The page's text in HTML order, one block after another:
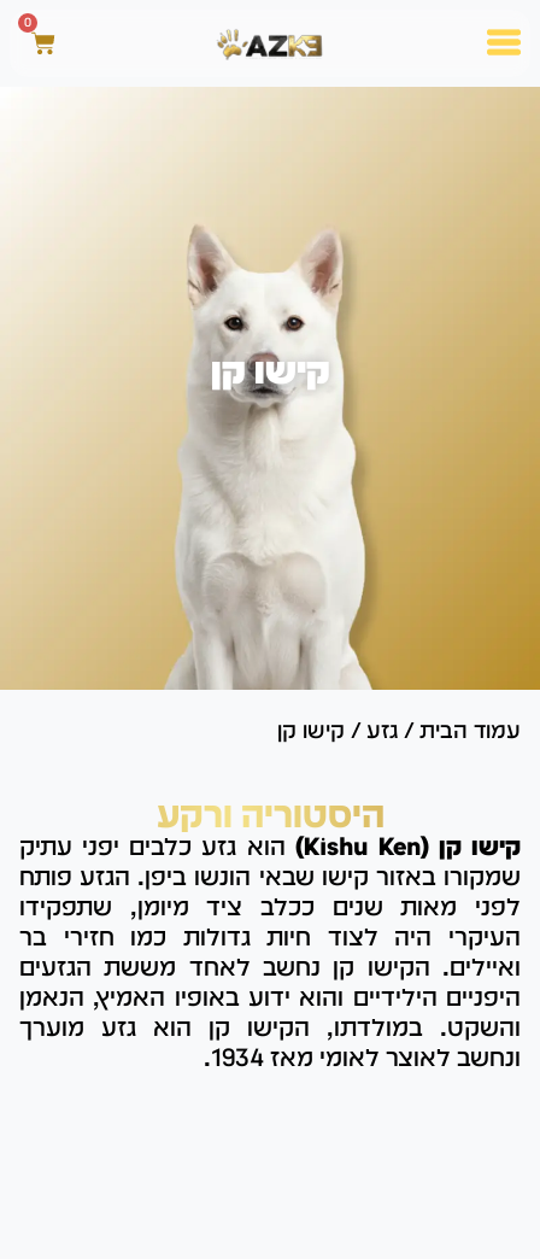
0
קישו קן
עמוד הבית / גזע / קישו קן
היסטוריה ורקע
קישו קן (Kishu Ken)
הוא גזע כלבים יפני עתיק
שמקורו באזור קישו שבאי הונשו ביפן. הגזע פותח
לפני מאות שנים ככלב ציד מיומן, שתפקידו
העיקרי היה לצוד חיות גדולות כמו חזירי בר
ואיילים. הקישו קן נחשב לאחד מששת הגזעים
היפניים הילידיים והוא ידוע באופיו האמיץ, הנאמן
והשקט. במולדתו, הקישו קן הוא גזע מוערך
ונחשב לאוצר לאומי מאז 1934.